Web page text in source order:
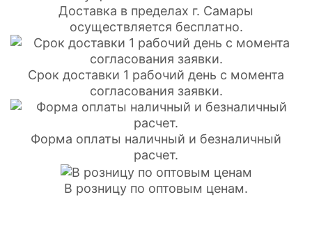
Доставка в пределах г. Самары
осуществляется бесплатно.
Срок доставки 1 рабочий день с момента
согласования заявки.
Форма оплаты наличный и безналичный
расчет.
В розницу по оптовым ценам.